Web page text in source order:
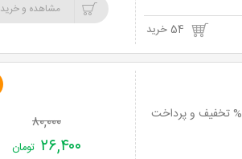
مشاهده و خرید
دوره های ورزشی زومبا، ایروبیک، پیلاتس و بدنسازی در باشگاه مکس پاور ویژه بانوان با 67% تخفیف و پرداخت
۸۰,۰۰۰
۲۶,۴۰۰ تومان